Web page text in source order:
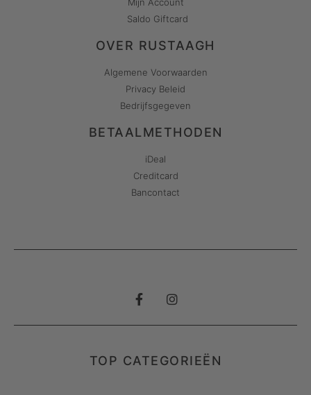
Mijn Account
Saldo Giftcard
OVER RUSTAAGH
Algemene Voorwaarden
Privacy Beleid
Bedrijfsgegeven
BETAALMETHODEN
iDeal
Creditcard
Bancontact
TOP CATEGORIEËN